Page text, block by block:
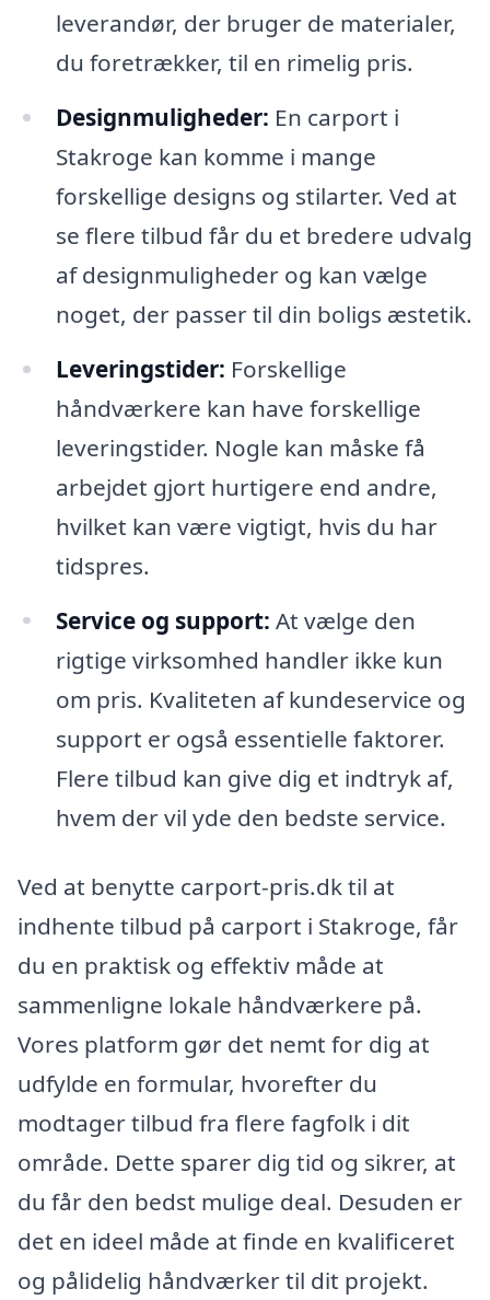
leverandør, der bruger de materialer,
du foretrækker, til en rimelig pris.
Designmuligheder: En carport i
Stakroge kan komme i mange
forskellige designs og stilarter. Ved at
se flere tilbud får du et bredere udvalg
af designmuligheder og kan vælge
noget, der passer til din boligs æstetik.
Leveringstider: Forskellige
håndværkere kan have forskellige
leveringstider. Nogle kan måske få
arbejdet gjort hurtigere end andre,
hvilket kan være vigtigt, hvis du har
tidspres.
Service og support: At vælge den
rigtige virksomhed handler ikke kun
om pris. Kvaliteten af kundeservice og
support er også essentielle faktorer.
Flere tilbud kan give dig et indtryk af,
hvem der vil yde den bedste service.
Ved at benytte carport-pris.dk til at
indhente tilbud på carport i Stakroge, får
du en praktisk og effektiv måde at
sammenligne lokale håndværkere på.
Vores platform gør det nemt for dig at
udfylde en formular, hvorefter du
modtager tilbud fra flere fagfolk i dit
område. Dette sparer dig tid og sikrer, at
du får den bedst mulige deal. Desuden er
det en ideel måde at finde en kvalificeret
og pålidelig håndværker til dit projekt.